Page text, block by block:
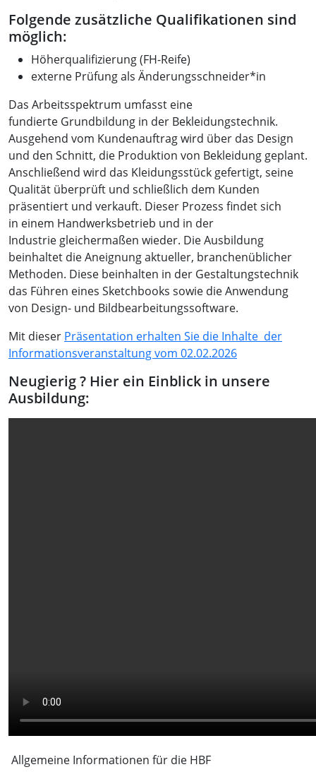
Folgende zusätzliche Qualifikationen sind
möglich:
Höherqualifizierung (FH-Reife)
externe Prüfung als Änderungsschneider*in
Das Arbeitsspektrum umfasst eine
fundierte Grundbildung in der Bekleidungstechnik.
Ausgehend vom Kundenauftrag wird über das Design
und den Schnitt, die Produktion von Bekleidung geplant.
Anschließend wird das Kleidungsstück gefertigt, seine
Qualität überprüft und schließlich dem Kunden
präsentiert und verkauft. Dieser Prozess findet sich
in einem Handwerksbetrieb und in der
Industrie gleichermaßen wieder. Die Ausbildung
beinhaltet die Aneignung aktueller, branchenüblicher
Methoden. Diese beinhalten in der Gestaltungstechnik
das Führen eines Sketchbooks sowie die Anwendung
von Design- und Bildbearbeitungssoftware.
Mit dieser Präsentation erhalten Sie die Inhalte der
Informationsveranstaltung vom 02.02.2026
Neugierig ? Hier ein Einblick in unsere
Ausbildung:
Allgemeine Informationen für die HBF